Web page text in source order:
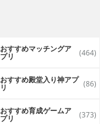
おすすめマッチングア
プリ (464)
おすすめ殿堂入り神アプ
リ (86)
おすすめ育成ゲームア
プリ (373)